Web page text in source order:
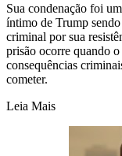
Sua condenação foi
íntimo de Trump
criminal por sua
prisão ocorre quando
consequências
cometer.
Leia Mais